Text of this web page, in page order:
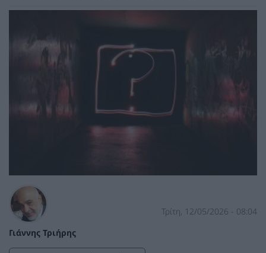
Γιάννης Τριήρης
Τρίτη, 12/05/2026 - 08:04